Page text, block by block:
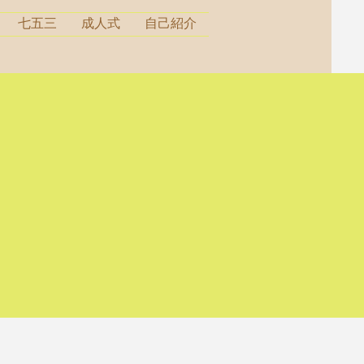
七五三 成人式 自己紹介